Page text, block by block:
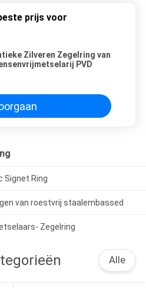
prijs voor
Zilveren Zegelring van
PVD
Signet Ring
van roestvrij staalembassed
Zegelring
Alle